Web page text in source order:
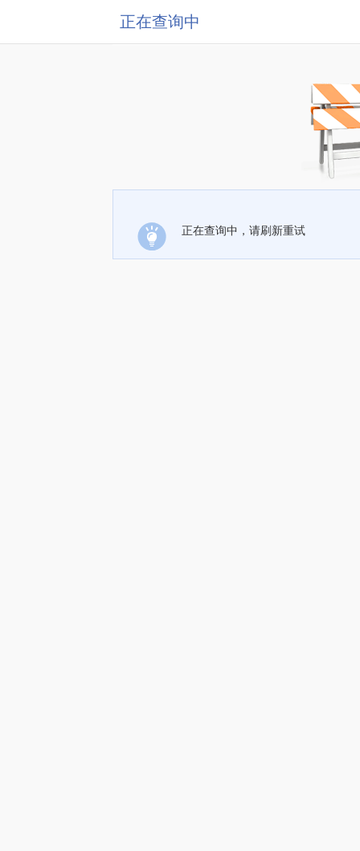
正在查询中
正在查询中，请刷新重试